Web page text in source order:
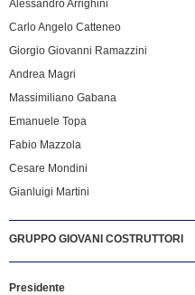
Alessandro Arrighini
Carlo Angelo Catteneo
Giorgio Giovanni Ramazzini
Andrea Magri
Massimiliano Gabana
Emanuele Topa
Fabio Mazzola
Cesare Mondini
Gianluigi Martini
GRUPPO GIOVANI COSTRUTTORI
Presidente